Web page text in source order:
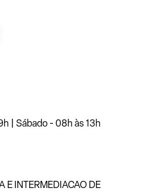
| Sábado - 08h às 13h
E INTERMEDIACAO DE